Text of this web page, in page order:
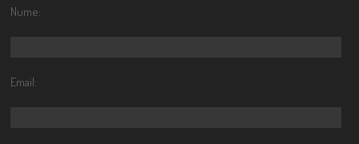
Nume:
Email: